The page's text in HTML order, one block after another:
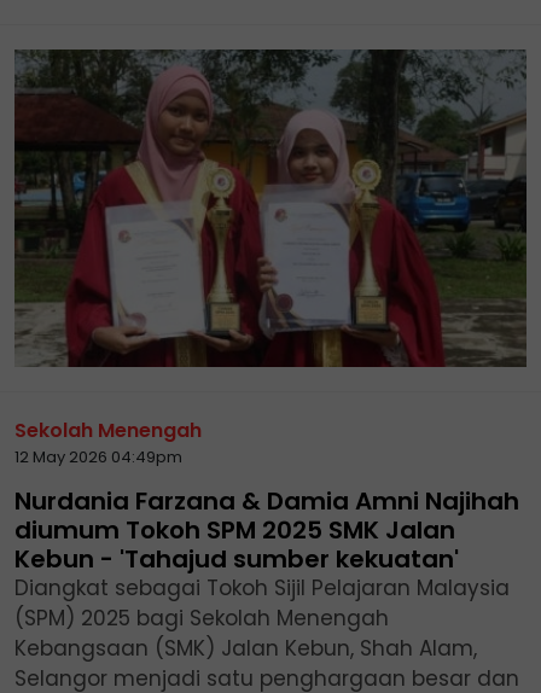
Sekolah Menengah
12 May 2026 04:49pm
Nurdania Farzana & Damia Amni Najihah
diumum Tokoh SPM 2025 SMK Jalan
Kebun - 'Tahajud sumber kekuatan'
Diangkat sebagai Tokoh Sijil Pelajaran Malaysia
(SPM) 2025 bagi Sekolah Menengah
Kebangsaan (SMK) Jalan Kebun, Shah Alam,
Selangor menjadi satu penghargaan besar dan